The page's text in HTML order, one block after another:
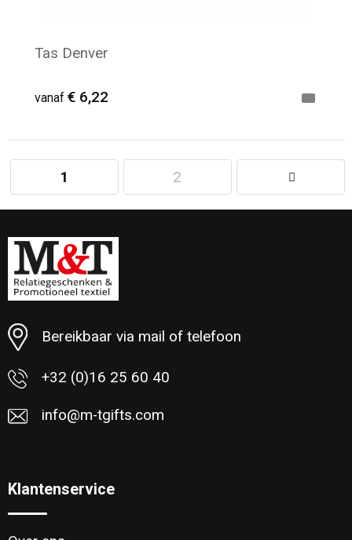
Tas Denver
vanaf € 6,22
Minimale afname: 13
1 2
Bereikbaar via mail of telefoon
+32 (0)16 25 60 40
info@m-tgifts.com
Klantenservice